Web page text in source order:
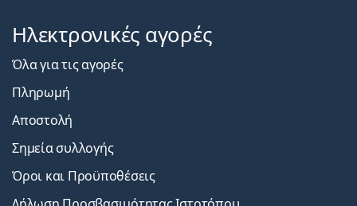
Ηλεκτρονικές αγορές
Όλα για τις αγορές
Πληρωμή
Αποστολή
Σημεία συλλογής
Όροι και Προϋποθέσεις